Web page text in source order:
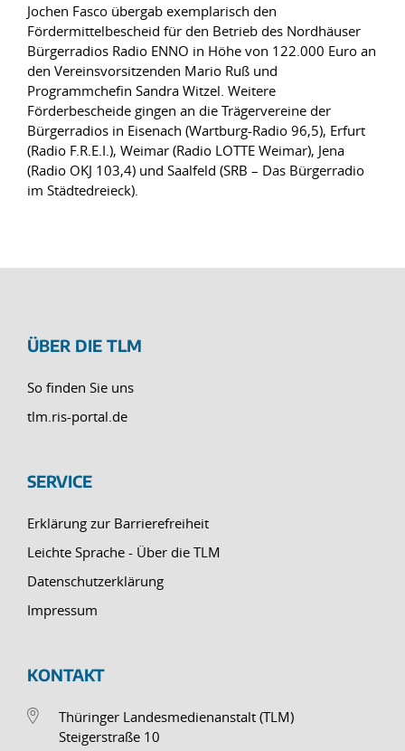
Jochen Fasco übergab exemplarisch den
Fördermittelbescheid für den Betrieb des Nordhäuser
Bürgerradios Radio ENNO in Höhe von 122.000 Euro an
den Vereinsvorsitzenden Mario Ruß und
Programmchefin Sandra Witzel. Weitere
Förderbescheide gingen an die Trägervereine der
Bürgerradios in Eisenach (Wartburg-Radio 96,5), Erfurt
(Radio F.R.E.I.), Weimar (Radio LOTTE Weimar), Jena
(Radio OKJ 103,4) und Saalfeld (SRB – Das Bürgerradio
im Städtedreieck).
ÜBER DIE TLM
So finden Sie uns
tlm.ris-portal.de
SERVICE
Erklärung zur Barrierefreiheit
Leichte Sprache - Über die TLM
Datenschutzerklärung
Impressum
KONTAKT
Thüringer Landesmedienanstalt (TLM)
Steigerstraße 10